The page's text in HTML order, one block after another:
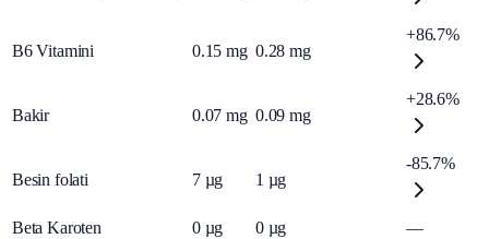
B6 Vitamini 0.15 mg 0.28 mg
+86.7%
Bakir 0.07 mg 0.09 mg
+28.6%
Besin folati 7 µg 1 µg
-85.7%
Beta Karoten 0 µg 0 µg
—